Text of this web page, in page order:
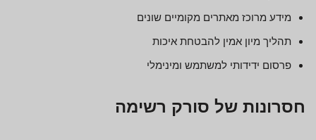
מידע מרוכז מאתרים מקומיים שונים
תהליך מיון אמין להבטחת איכות
פרסום ידידותי למשתמש ומינימלי
חסרונות של סורק רשימה